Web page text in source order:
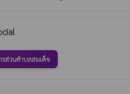
รส่วนตำบลสมเด็จ